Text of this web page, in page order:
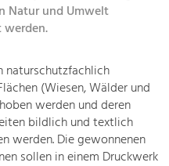
Natur und Umwelt
naturschutzfachlich
(Wiesen, Wälder und
werden und deren
bildlich und textlich
werden. Die gewonnenen
sollen in einem Druckwerk